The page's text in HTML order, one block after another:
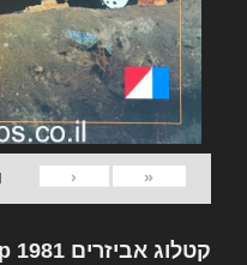
«
‹
קטלוג אביזרים 1981 Jeep